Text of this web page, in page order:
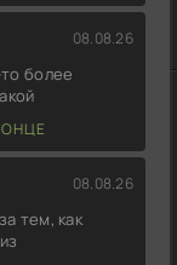
08.08.26
более
08.08.26
тем, как